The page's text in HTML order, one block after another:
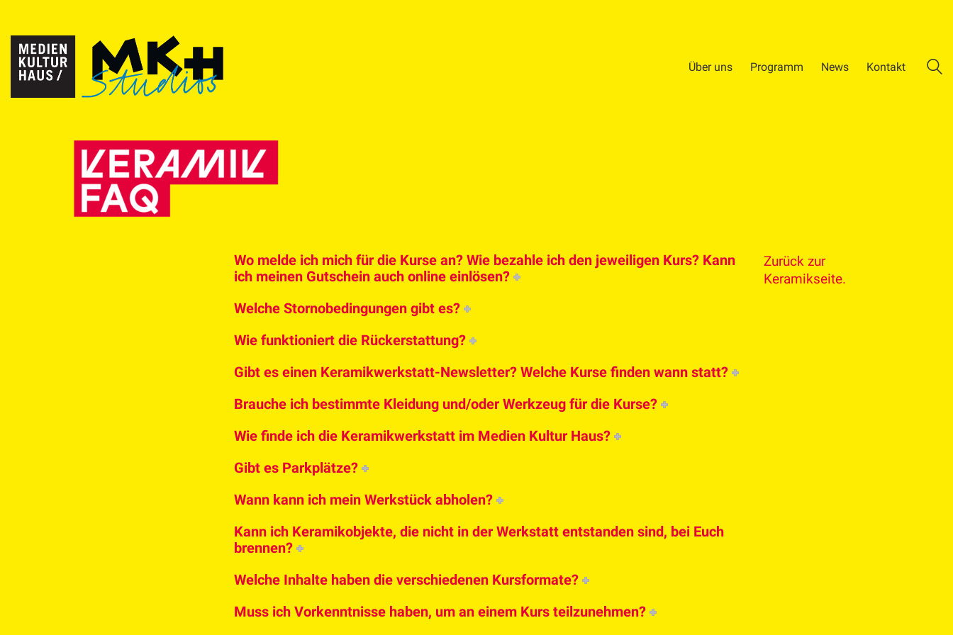
Über uns Programm News Kontakt
Wo melde ich mich für die Kurse an? Wie bezahle ich den jeweiligen Kurs? Kann
ich meinen Gutschein auch online einlösen?
Welche Stornobedingungen gibt es?
Wie funktioniert die Rückerstattung?
Gibt es einen Keramikwerkstatt-Newsletter? Welche Kurse finden wann statt?
Brauche ich bestimmte Kleidung und/oder Werkzeug für die Kurse?
Wie finde ich die Keramikwerkstatt im Medien Kultur Haus?
Gibt es Parkplätze?
Wann kann ich mein Werkstück abholen?
Kann ich Keramikobjekte, die nicht in der Werkstatt entstanden sind, bei Euch
brennen?
Welche Inhalte haben die verschiedenen Kursformate?
Muss ich Vorkenntnisse haben, um an einem Kurs teilzunehmen?
Zurück zur
Keramikseite.